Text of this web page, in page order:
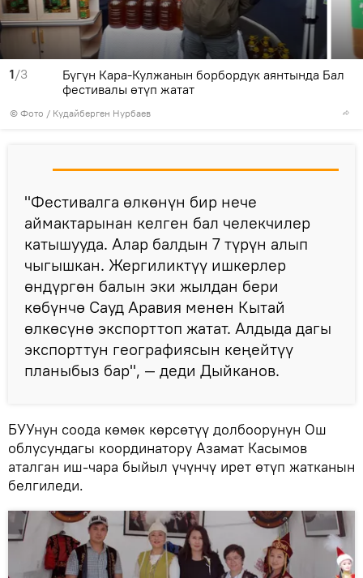
1/3
© Фото / Кудайберген Нурбаев
Бүгүн Кара-Кулжанын борбордук аянтында Бал
фестивалы өтүп жатат
"Фестивалга өлкөнүн бир нече
аймактарынан келген бал челекчилер
катышууда. Алар балдын 7 түрүн алып
чыгышкан. Жергиликтүү ишкерлер
өндүргөн балын эки жылдан бери
көбүнчө Сауд Аравия менен Кытай
өлкөсүнө экспорттоп жатат. Алдыда дагы
экспорттун географиясын кеңейтүү
планыбыз бар", — деди Дыйканов.
БУУнун соода көмөк көрсөтүү долбоорунун Ош
облусундагы координатору Азамат Касымов
аталган иш-чара быйыл үчүнчү ирет өтүп жатканын
белгиледи.